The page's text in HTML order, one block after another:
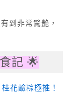
到非常驚艷，
記 🌟
花鹼粽極推！